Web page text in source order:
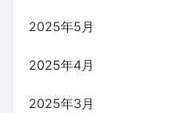
2025年5月
2025年4月
2025年3月